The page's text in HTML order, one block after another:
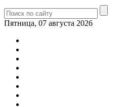
Пятница, 07 августа 2026